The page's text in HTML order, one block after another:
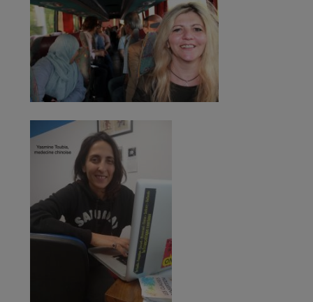
insertion en France après le traumatisme
l’exil.